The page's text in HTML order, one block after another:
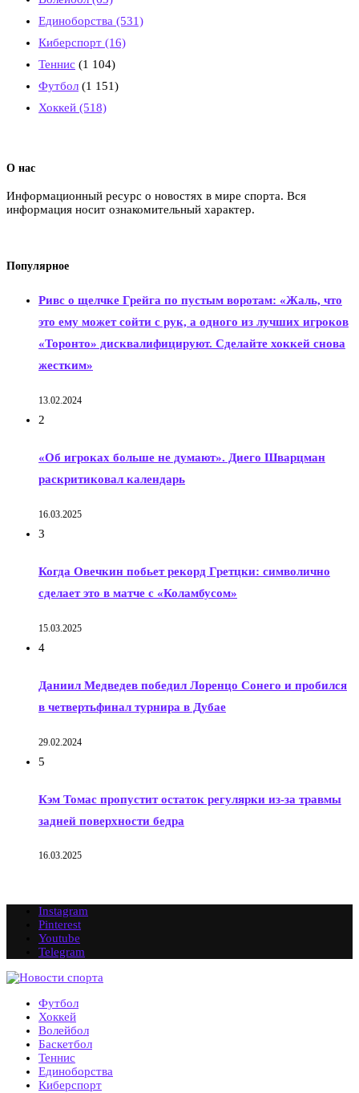
Единоборства (531)
Киберспорт (16)
Теннис (1 104)
Футбол (1 151)
Хоккей (518)
О нас
Информационный ресурс о новостях в мире спорта. Вся
информация носит ознакомительный характер.
Популярное
Ривс о щелчке Грейга по пустым воротам: «Жаль, что
это ему может сойти с рук, а одного из лучших игроков
«Торонто» дисквалифицируют. Сделайте хоккей снова
жестким»
13.02.2024
2
«Об игроках больше не думают». Диего Шварцман
раскритиковал календарь
16.03.2025
3
Когда Овечкин побьет рекорд Гретцки: символично
сделает это в матче с «Коламбусом»
15.03.2025
4
Даниил Медведев победил Лоренцо Сонего и пробился
в четвертьфинал турнира в Дубае
29.02.2024
5
Кэм Томас пропустит остаток регулярки из-за травмы
задней поверхности бедра
16.03.2025
Instagram
Pinterest
Youtube
Telegram
Футбол
Хоккей
Волейбол
Баскетбол
Теннис
Единоборства
Киберспорт